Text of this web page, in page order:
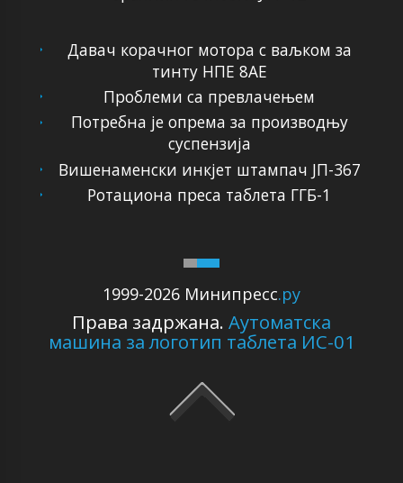
1999-2026 Минипресс.ру
Права задржана. Аутоматска
машина за логотип таблета ИС-01
Давач корачног мотора с ваљком за
тинту НПЕ 8АЕ
Проблеми са превлачењем
Потребна је опрема за производњу
суспензија
Вишенаменски инкјет штампач ЈП-367
Ротациона преса таблета ГГБ-1